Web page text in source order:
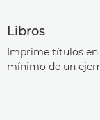
Libros
Imprime títulos en
mínimo de un